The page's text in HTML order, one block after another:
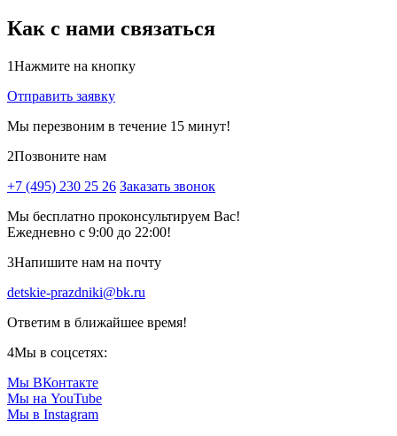
Как с нами связаться
1Нажмите на кнопку
Отправить заявку
Мы перезвоним в течение 15 минут!
2Позвоните нам
+7 (495) 230 25 26 Заказать звонок
Мы бесплатно проконсультируем Вас!
Ежедневно с 9:00 до 22:00!
3Напишите нам на почту
detskie-prazdniki@bk.ru
Ответим в ближайшее время!
4Мы в соцсетях:
Мы ВКонтакте
Мы на YouTube
Мы в Instagram